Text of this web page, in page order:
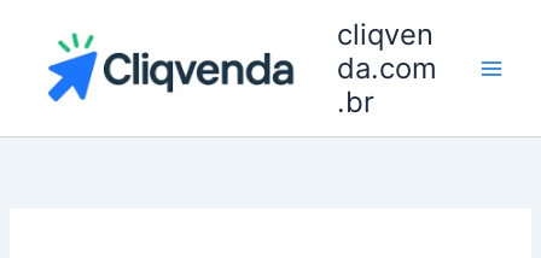
conteúdo
cliqven
da.com
.br